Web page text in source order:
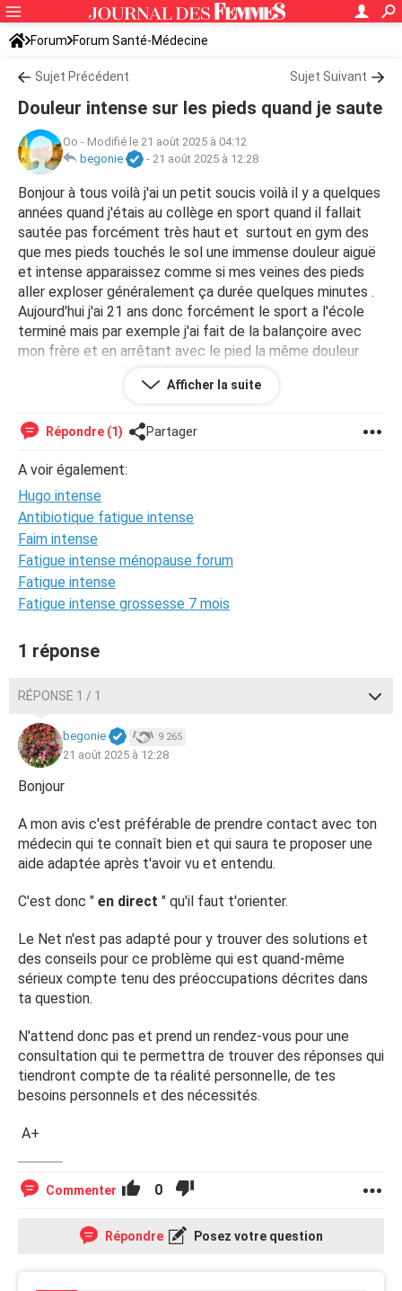
Forum Forum Santé-Médecine
Symptômes et maladies courantes
Sujet Précédent Sujet Suivant
Douleur intense sur les pieds quand je saute
Oo - Modifié le 21 août 2025 à 04:12
begonie
- 21 août 2025 à 12:28
Bonjour à tous voilà j'ai un petit soucis voilà il y a quelques
années quand j'étais au collège en sport quand il fallait
sautée pas forcément très haut et surtout en gym des
que mes pieds touchés le sol une immense douleur aiguë
et intense apparaissez comme si mes veines des pieds
aller exploser généralement ça durée quelques minutes .
Aujourd'hui j'ai 21 ans donc forcément le sport a l'école
terminé mais par exemple j'ai fait de la balançoire avec
mon frère et en arrêtant avec le pied la même douleur
que j'ai eu au collège même sensation pourtant le choque
entre le sol et le pied pas trop violent je me balançait pas
que je descends d'un trottoir ça me le fait cette douleur
Merci d'avance si une personne me répond et je me pose
la question si c'est pas grave ou si je dois consulter un
médecin par précaution .
Bonne journée.
Afficher la suite
Répondre (1) Partager
A voir également:
Hugo intense
Antibiotique fatigue intense
Faim intense
Fatigue intense ménopause forum
Fatigue intense
Fatigue intense grossesse 7 mois
1 réponse
RÉPONSE 1 / 1
begonie 9 265
21 août 2025 à 12:28
Bonjour
A mon avis c'est préférable de prendre contact avec ton
médecin qui te connaît bien et qui saura te proposer une
aide adaptée après t'avoir vu et entendu.
C'est donc " en direct " qu'il faut t'orienter.
Le Net n'est pas adapté pour y trouver des solutions et
des conseils pour ce problème qui est quand-même
sérieux compte tenu des préoccupations décrites dans
ta question.
N'attend donc pas et prend un rendez-vous pour une
consultation qui te permettra de trouver des réponses qui
tiendront compte de ta réalité personnelle, de tes
besoins personnels et des nécessités.
A+
Commenter 0
Répondre Posez votre question